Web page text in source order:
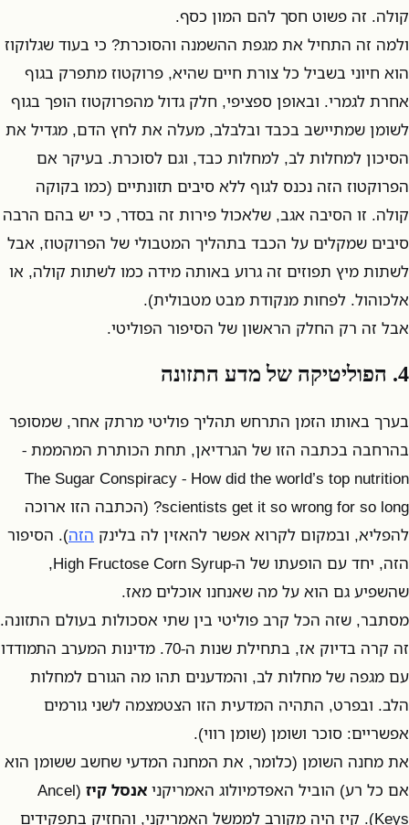
קולה. זה פשוט חסך להם המון כסף.
ולמה זה התחיל את מגפת ההשמנה והסוכרת? כי בעוד שגלוקוז
הוא חיוני בשביל כל צורת חיים שהיא, פרוקטוז מתפרק בגוף
אחרת לגמרי. ובאופן ספציפי, חלק גדול מהפרוקטוז הופך בגוף
לשומן שמתיישב בכבד ובלבלב, מעלה את לחץ הדם, מגדיל את
הסיכון למחלות לב, למחלות כבד, וגם לסוכרת. בעיקר אם
הפרוקטוז הזה נכנס לגוף ללא סיבים תזונתיים (כמו בקוקה
קולה. זו הסיבה אגב, שלאכול פירות זה בסדר, כי יש בהם הרבה
סיבים שמקלים על הכבד בתהליך המטבולי של הפרוקטוז, אבל
לשתות מיץ תפוזים זה גרוע באותה מידה כמו לשתות קולה, או
אלכוהול. לפחות מנקודת מבט מטבולית).
אבל זה רק החלק הראשון של הסיפור הפוליטי.
4. הפוליטיקה של מדע התזונה
בערך באותו הזמן התרחש תהליך פוליטי מרתק אחר, שמסופר
בהרחבה בכתבה הזו של הגרדיאן, תחת הכותרת המהממת -
The Sugar Conspiracy - How did the world’s top nutrition
scientists get it so wrong for so long? (הכתבה הזו ארוכה
להפליא, ובמקום לקרוא אפשר להאזין לה בלינק הזה). הסיפור
הזה, יחד עם הופעתו של ה-High Fructose Corn Syrup,
שהשפיע גם הוא על מה שאנחנו אוכלים מאז.
מסתבר, שזה הכל קרב פוליטי בין שתי אסכולות בעולם התזונה.
זה קרה בדיוק אז, בתחילת שנות ה-70. מדינות המערב התמודדו
עם מגפה של מחלות לב, והמדענים תהו מה הגורם למחלות
הלב. ובפרט, התהיה המדעית הזו הצטמצמה לשני גורמים
אפשריים: סוכר ושומן (שומן רווי).
את מחנה השומן (כלומר, את המחנה המדעי שחשב ששומן הוא
אם כל רע) הוביל האפדמיולוג האמריקני אנסל קיז (Ancel
Keys). קיז היה מקורב לממשל האמריקני, והחזיק בתפקידים